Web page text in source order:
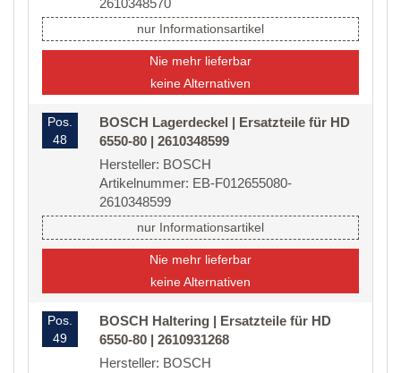
2610348570
nur Informationsartikel
Nie mehr lieferbar
keine Alternativen
Pos.
48
BOSCH Lagerdeckel | Ersatzteile für HD
6550-80 | 2610348599
Hersteller: BOSCH
Artikelnummer: EB-F012655080-
2610348599
nur Informationsartikel
Nie mehr lieferbar
keine Alternativen
Pos.
49
BOSCH Haltering | Ersatzteile für HD
6550-80 | 2610931268
Hersteller: BOSCH